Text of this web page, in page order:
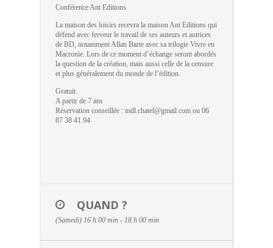
Conférence Ant Editions
La maison des loisirs recevra la maison Ant Editions qui
défend avec ferveur le travail de ses auteurs et autrices
de BD, notamment Allan Barte avec sa trilogie Vivre en
Macronie. Lors de ce moment d’échange seront abordés
la question de la création, mais aussi celle de la censure
et plus généralement du monde de l’édition.
Gratuit
A partir de 7 ans
Réservation conseillée : mdl.chatel@gmail.com ou 06
87 38 41 94
QUAND ?
(Samedi) 16 h 00 min - 18 h 00 min